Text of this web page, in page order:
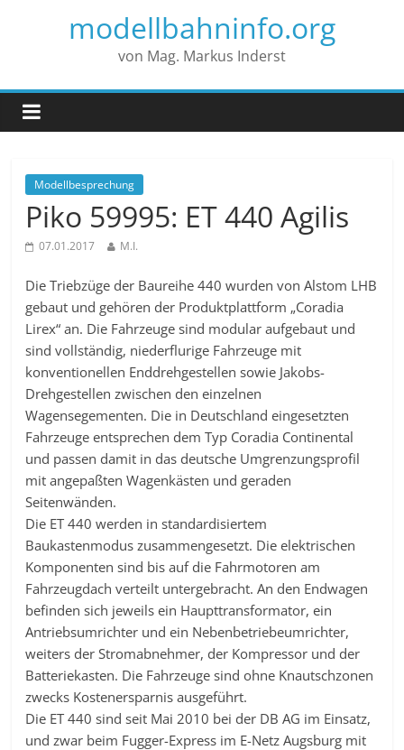
modellbahninfo.org
von Mag. Markus Inderst
Modellbesprechung
Piko 59995: ET 440 Agilis
07.01.2017 M.I.
Die Triebzüge der Baureihe 440 wurden von Alstom LHB
gebaut und gehören der Produktplattform „Coradia
Lirex“ an. Die Fahrzeuge sind modular aufgebaut und
sind vollständig, niederflurige Fahrzeuge mit
konventionellen Enddrehgestellen sowie Jakobs-
Drehgestellen zwischen den einzelnen
Wagensegementen. Die in Deutschland eingesetzten
Fahrzeuge entsprechen dem Typ Coradia Continental
und passen damit in das deutsche Umgrenzungsprofil
mit angepaßten Wagenkästen und geraden
Seitenwänden.
Die ET 440 werden in standardisiertem
Baukastenmodus zusammengesetzt. Die elektrischen
Komponenten sind bis auf die Fahrmotoren am
Fahrzeugdach verteilt untergebracht. An den Endwagen
befinden sich jeweils ein Haupttransformator, ein
Antriebsumrichter und ein Nebenbetriebeumrichter,
weiters der Stromabnehmer, der Kompressor und der
Batteriekasten. Die Fahrzeuge sind ohne Knautschzonen
zwecks Kostenersparnis ausgeführt.
Die ET 440 sind seit Mai 2010 bei der DB AG im Einsatz,
und zwar beim Fugger-Express im E-Netz Augsburg mit